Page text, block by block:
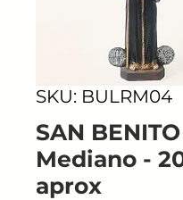
SKU: BULRM04
SAN
Mediano -
aprox